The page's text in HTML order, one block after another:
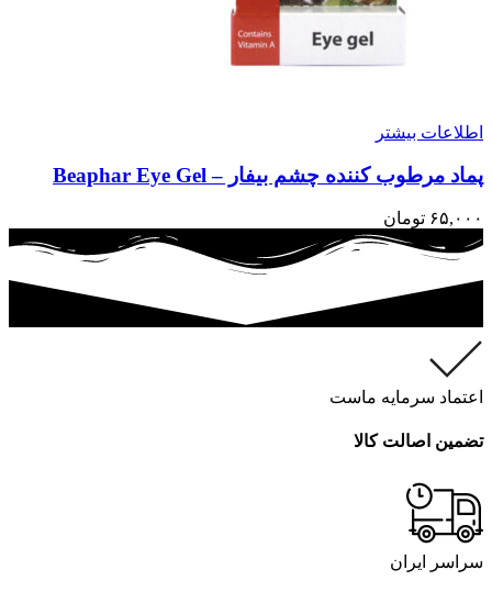
اطلاعات بیشتر
پماد مرطوب کننده چشم بیفار – Beaphar Eye Gel
۶۵,۰۰۰ تومان
اعتماد سرمایه ماست
تضمین اصالت کالا
سراسر ایران